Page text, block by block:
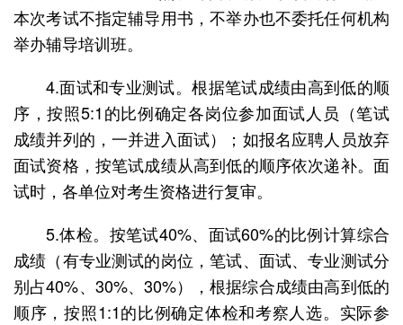
本次考试不指定辅导用书，不举办也不委托任何机构
举办辅导培训班。
4.面试和专业测试。根据笔试成绩由高到低的顺
序，按照5:1的比例确定各岗位参加面试人员（笔试
成绩并列的，一并进入面试）；如报名应聘人员放弃
面试资格，按笔试成绩从高到低的顺序依次递补。面
试时，各单位对考生资格进行复审。
5.体检。按笔试40%、面试60%的比例计算综合
成绩（有专业测试的岗位，笔试、面试、专业测试分
别占40%、30%、30%），根据综合成绩由高到低的
顺序，按照1:1的比例确定体检和考察人选。实际参